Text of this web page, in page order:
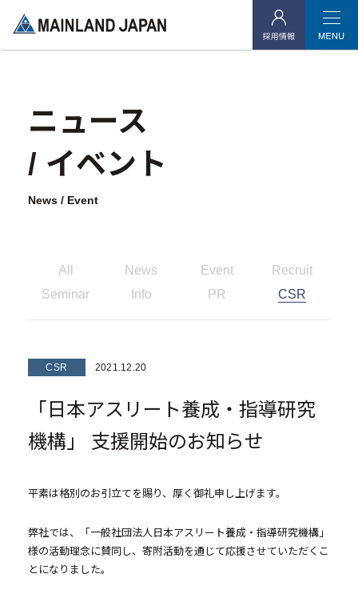
当社よりご連絡を差し上げたお客様
企業情報
- 企業理念
- マンション経営をお考えの方へ
- メインランドグループの強み
- オーナーズデータ
- 物件一覧
中古物件買取再販事業
ニュース
/ イベント
News / Event
All News Event
Recruit
Seminar
Info PR CSR
CSR 2021.12.20
「日本アスリート養成・指導研究
機構」 支援開始のお知らせ
平素は格別のお引立てを賜り、厚く御礼申し上げます。
弊社では、「一般社団法人日本アスリート養成・指導研究機構」
様の活動理念に賛同し、寄附活動を通じて応援させていただくこ
とになりました。